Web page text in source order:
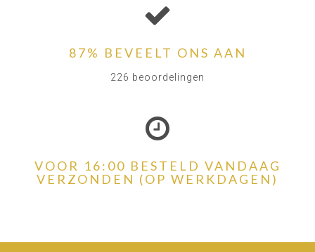
87% BEVEELT ONS AAN
226 beoordelingen
VOOR 16:00 BESTELD VANDAAG
VERZONDEN (OP WERKDAGEN)